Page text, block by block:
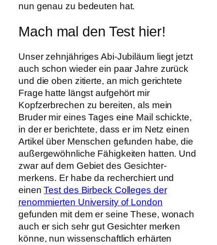
nun genau zu bedeuten hat.
Mach mal den Test hier!
Unser zehnjähriges Abi-Jubiläum liegt jetzt
auch schon wieder ein paar Jahre zurück
und die oben zitierte, an mich gerichtete
Frage hatte längst aufgehört mir
Kopfzerbrechen zu bereiten, als mein
Bruder mir eines Tages eine Mail schickte,
in der er berichtete, dass er im Netz einen
Artikel über Menschen gefunden habe, die
außergewöhnliche Fähigkeiten hatten. Und
zwar auf dem Gebiet des Gesichter-
merkens. Er habe da recherchiert und
einenTest des Birbeck Colleges der
renommierten University of London
gefunden mit dem er seine These, wonach
auch er sich sehr gut Gesichter merken
könne, nun wissenschaftlich erhärten